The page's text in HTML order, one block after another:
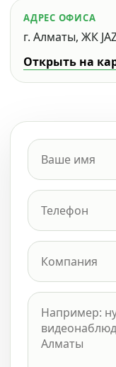
АДРЕС ОФИСА
г. Алматы, ЖК
Открыть на